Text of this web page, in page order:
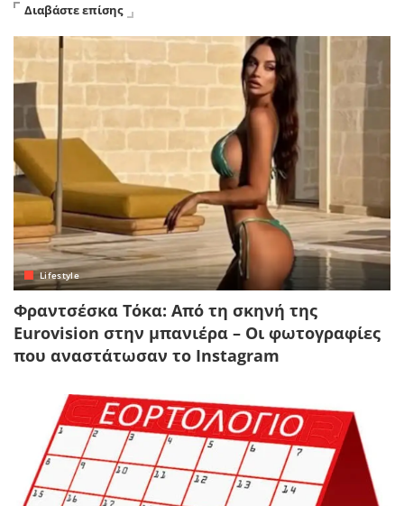
Διαβάστε επίσης
Lifestyle
Φραντσέσκα Τόκα: Από τη σκηνή της
Eurovision στην μπανιέρα – Οι φωτογραφίες
που αναστάτωσαν το Instagram